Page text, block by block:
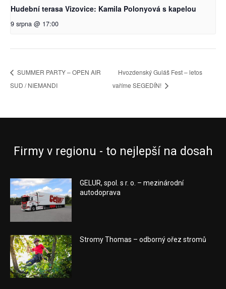
Hudební terasa Vizovice: Kamila Polonyová s kapelou
9 srpna @ 17:00
SUMMER PARTY – OPEN AIR
SUD / NIEMANDI
Hvozdenský Guláš Fest – letos
vaříme SEGEDÍN!
Firmy v regionu - to nejlepší na dosah
GELUR, spol. s r. o. – mezinárodní
autodoprava
Stromy Thomas – odborný ořez stromů